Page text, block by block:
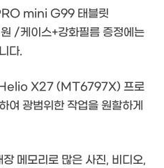
mini G99 태블릿
/케이스+강화필름 증정에는
다.
X27 (MT6797X) 프로
광범위한 작업을 원할하게
메모리로 많은 사진, 비디오,